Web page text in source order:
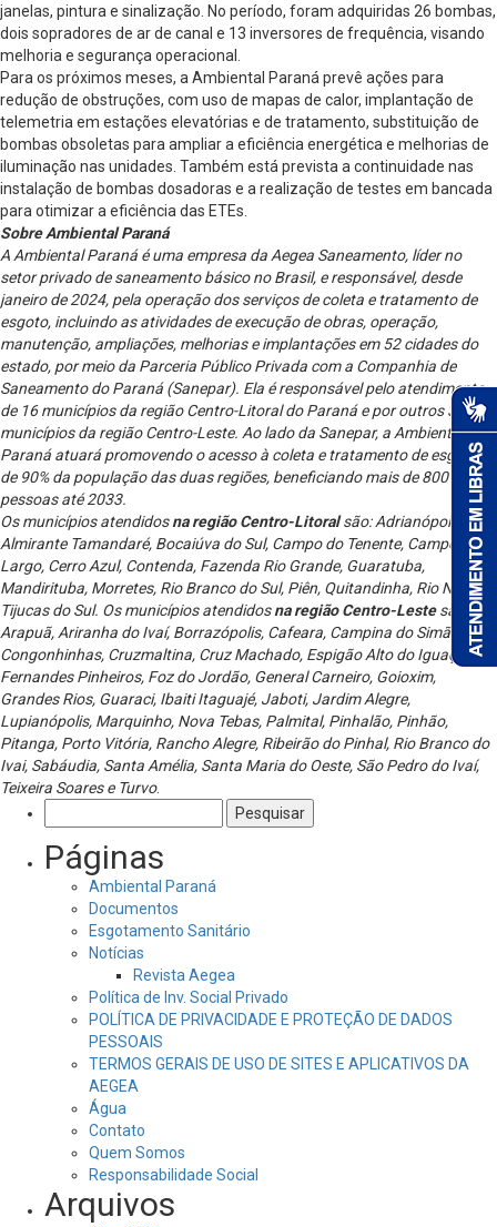
janelas, pintura e sinalização. No período, foram adquiridas 26 bombas,
dois sopradores de ar de canal e 13 inversores de frequência, visando
melhoria e segurança operacional.
Para os próximos meses, a Ambiental Paraná prevê ações para
redução de obstruções, com uso de mapas de calor, implantação de
telemetria em estações elevatórias e de tratamento, substituição de
bombas obsoletas para ampliar a eficiência energética e melhorias de
iluminação nas unidades. Também está prevista a continuidade nas
instalação de bombas dosadoras e a realização de testes em bancada
para otimizar a eficiência das ETEs.
Sobre Ambiental Paraná
A Ambiental Paraná é uma empresa da Aegea Saneamento, líder no
setor privado de saneamento básico no Brasil, e responsável, desde
janeiro de 2024, pela operação dos serviços de coleta e tratamento de
esgoto, incluindo as atividades de execução de obras, operação,
manutenção, ampliações, melhorias e implantações em 52 cidades do
estado, por meio da Parceria Público Privada com a Companhia de
Saneamento do Paraná (Sanepar). Ela é responsável pelo atendimento
de 16 municípios da região Centro-Litoral do Paraná e por outros 36
municípios da região Centro-Leste. Ao lado da Sanepar, a Ambiental
Paraná atuará promovendo o acesso à coleta e tratamento de esgoto
de 90% da população das duas regiões, beneficiando mais de 800 mil
pessoas até 2033.
Os municípios atendidosna região Centro-Litoralsão: Adrianópolis,
Almirante Tamandaré, Bocaiúva do Sul, Campo do Tenente, Campo
Largo, Cerro Azul, Contenda, Fazenda Rio Grande, Guaratuba,
Mandirituba, Morretes, Rio Branco do Sul, Piên, Quitandinha, Rio Negro e
Tijucas do Sul. Os municípios atendidosna região Centro-Lestesão:
Arapuã, Ariranha do Ivaí, Borrazópolis, Cafeara, Campina do Simão,
Congonhinhas, Cruzmaltina, Cruz Machado, Espigão Alto do Iguaçu,
Fernandes Pinheiros, Foz do Jordão, General Carneiro, Goioxim,
Grandes Rios, Guaraci, Ibaiti Itaguajé, Jaboti, Jardim Alegre,
Lupianópolis, Marquinho, Nova Tebas, Palmital, Pinhalão, Pinhão,
Pitanga, Porto Vitória, Rancho Alegre, Ribeirão do Pinhal, Rio Branco do
Ivai, Sabáudia, Santa Amélia, Santa Maria do Oeste, São Pedro do Ivaí,
Teixeira Soares e Turvo.
por:
Páginas
Ambiental Paraná
Documentos
Esgotamento Sanitário
Notícias
Revista Aegea
Política de Inv. Social Privado
POLÍTICA DE PRIVACIDADE E PROTEÇÃO DE DADOS
PESSOAIS
TERMOS GERAIS DE USO DE SITES E APLICATIVOS DA
AEGEA
Água
Contato
Quem Somos
Responsabilidade Social
Arquivos